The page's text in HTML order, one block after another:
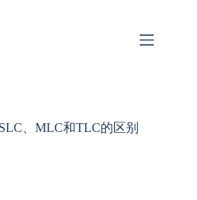
、MLC和TLC的区别